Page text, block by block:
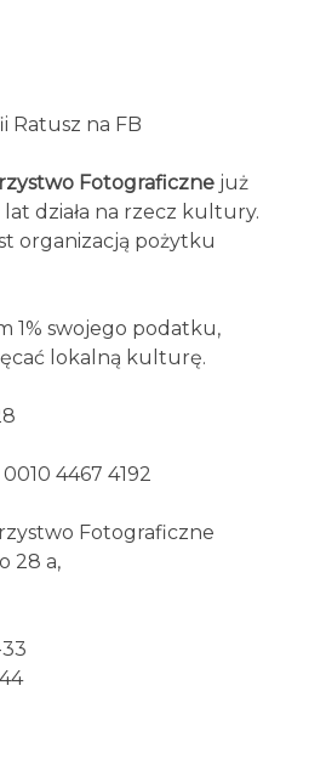
Ratusz na FB
Fotograficzne już
działa na rzecz kultury.
organizacją pożytku
1% swojego podatku,
lokalną kulturę.
0010 4467 4192
Fotograficzne
28 a,